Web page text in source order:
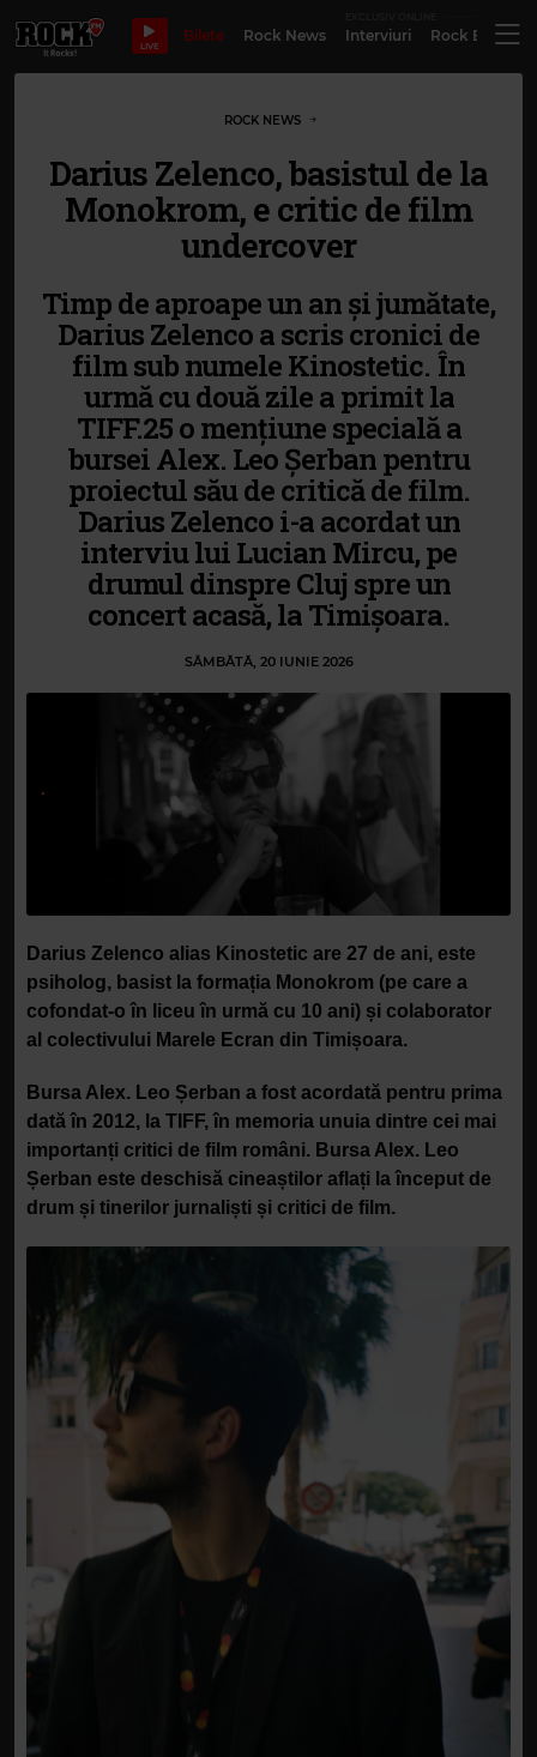
LIVE
Bilete Rock News Interviuri Rock
ROCK NEWS
Darius Zelenco, basistul de la
Monokrom, e critic de film
undercover
Timp de aproape un an și jumătate,
Darius Zelenco a scris cronici de
film sub numele Kinostetic. În
urmă cu două zile a primit la
TIFF.25 o mențiune specială a
bursei Alex. Leo Șerban pentru
proiectul său de critică de film.
Darius Zelenco i-a acordat un
interviu lui Lucian Mircu, pe
drumul dinspre Cluj spre un
concert acasă, la Timișoara.
SÂMBĂTĂ, 20 IUNIE 2026
Darius Zelenco alias Kinostetic are 27 de ani, este
psiholog, basist la formația Monokrom (pe care a
cofondat-o în liceu în urmă cu 10 ani) și colaborator
al colectivului Marele Ecran din Timișoara.
Bursa Alex. Leo Șerban a fost acordată pentru prima
dată în 2012, la TIFF, în memoria unuia dintre cei mai
importanți critici de film români. Bursa Alex. Leo
Șerban este deschisă cineaștilor aflați la început de
drum și tinerilor jurnaliști și critici de film.